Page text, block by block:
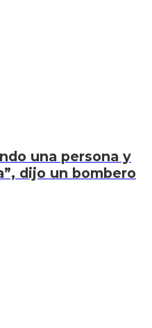
una persona y
dijo un bombero